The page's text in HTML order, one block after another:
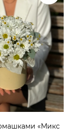
«Микс